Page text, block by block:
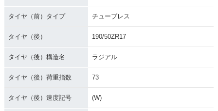
タイヤ（前）タイプ チューブレス
タイヤ（後） 190/50ZR17
タイヤ（後）構造名 ラジアル
タイヤ（後）荷重指数 73
タイヤ（後）速度記号 (W)